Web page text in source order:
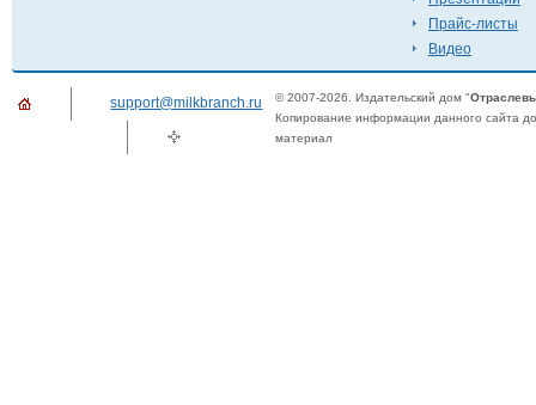
Прайс-листы
Видео
support@milkbranch.ru © 2007-2026. Издательский дом "
Копирование информации данного сайта
материал